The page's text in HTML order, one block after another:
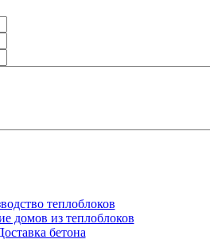
теплоблоков
домов из теплоблоков
бетона